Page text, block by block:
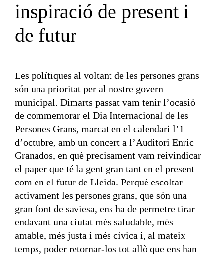
inspiració de present i
de futur
Les polítiques al voltant de les persones grans
són una prioritat per al nostre govern
municipal. Dimarts passat vam tenir l’ocasió
de commemorar el Dia Internacional de les
Persones Grans, marcat en el calendari l’1
d’octubre, amb un concert a l’Auditori Enric
Granados, en què precisament vam reivindicar
el paper que té la gent gran tant en el present
com en el futur de Lleida. Perquè escoltar
activament les persones grans, que són una
gran font de saviesa, ens ha de permetre tirar
endavant una ciutat més saludable, més
amable, més justa i més cívica i, al mateix
temps, poder retornar-los tot allò que ens han